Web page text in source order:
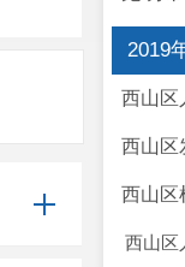
2019
西山区
西山区
西山区
西山区